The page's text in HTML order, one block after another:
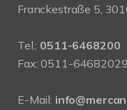
Franckestraße 5,
Tel.: 0511-6468200
Fax: 0511-64682029
E-Mail: